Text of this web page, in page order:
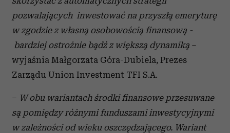
pozwalających inwestować na przyszłą emeryturę
w zgodzie z własną osobowością finansową -
bardziej ostrożnie bądź z większą dynamiką –
wyjaśnia Małgorzata Góra-Dubiela, Prezes
Zarządu Union Investment TFI S.A.
– W obu wariantach środki finansowe przesuwane
są pomiędzy różnymi funduszami inwestycyjnymi
w zależności od wieku oszczędzającego. Wariant